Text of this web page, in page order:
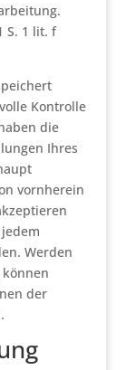
S. 1 lit. f
Kontrolle
die
Ihres
vornherein
Werden
der